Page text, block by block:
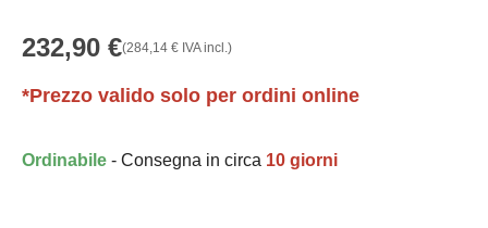
232,90 €(284,14 € IVA incl.)
*Prezzo valido solo per ordini online
Ordinabile - Consegna in circa 10 giorni